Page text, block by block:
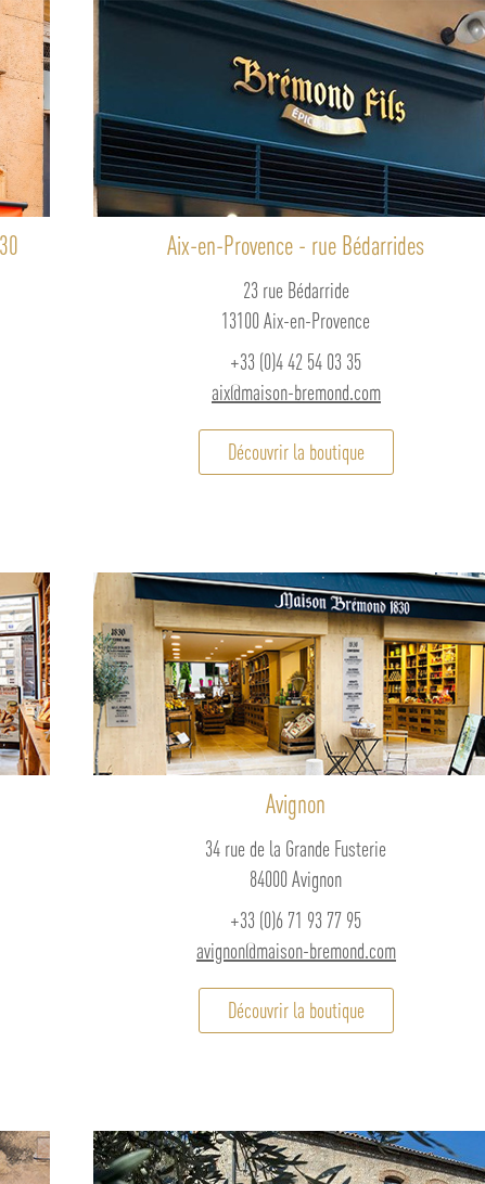
et de femmes qui mettent en place
soit valoriser l’agroforesterie ou pour
qui sont en danger et qui sont
Alors consommer nos produits c’est
des artisans, valoriser un art de
d’épicerie fine engagés.
Aix-en-Provence - rue Bédarrides
23 rue Bédarride
13100 Aix-en-Provence
+33 (0)4 42 54 03 35
aix@maison-bremond.com
Découvrir la boutique
Avignon
34 rue de la Grande Fusterie
84000 Avignon
+33 (0)6 71 93 77 95
avignon@maison-bremond.com
Découvrir la boutique